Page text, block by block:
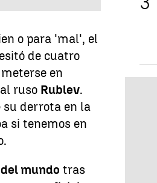
o para 'mal', el
de cuatro
en
ruso Rublev.
su derrota en la
si tenemos en
mundo tras